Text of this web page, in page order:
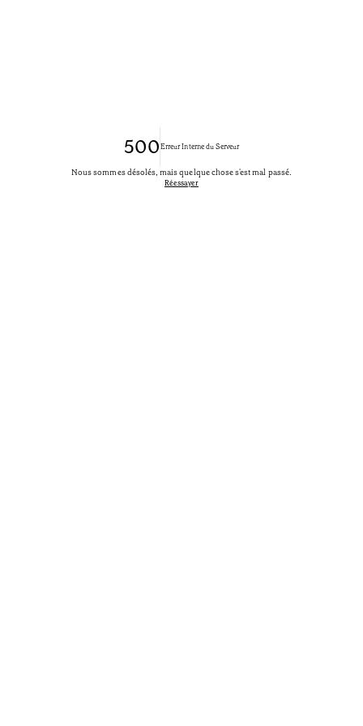
500Erreur Interne du Serveur
Nous sommes désolés, mais quelque chose s'est mal passé.
Réessayer